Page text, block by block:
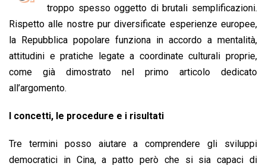
o
o
k
s
A
p
p
e
d
I
n
a
d
s
l
L
i
n
k
t
troppo spesso oggetto di brutali semplificazioni.
Rispetto alle nostre pur diversificate esperienze europee,
la Repubblica popolare funziona in accordo a mentalità,
attitudini e pratiche legate a coordinate culturali proprie,
come già dimostrato nel primo articolo dedicato
all’argomento.
I concetti, le procedure e i risultati
Tre termini posso aiutare a comprendere gli sviluppi
democratici in Cina, a patto però che si sia capaci di